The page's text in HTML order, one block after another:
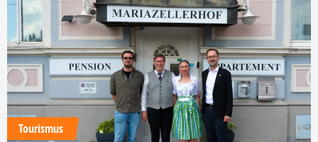
Tourismus